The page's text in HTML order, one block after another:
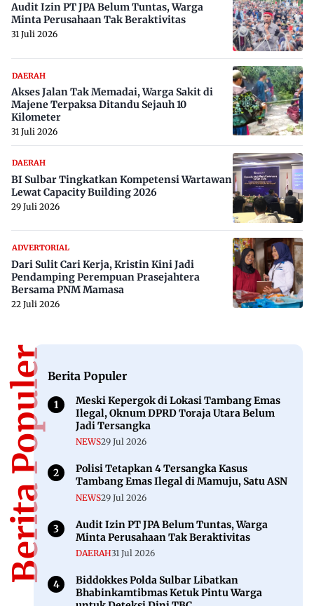
Audit Izin PT JPA Belum Tuntas, Warga
Minta Perusahaan Tak Beraktivitas
31 Juli 2026
DAERAH
Akses Jalan Tak Memadai, Warga Sakit di
Majene Terpaksa Ditandu Sejauh 10
Kilometer
31 Juli 2026
DAERAH
BI Sulbar Tingkatkan Kompetensi Wartawan
Lewat Capacity Building 2026
29 Juli 2026
ADVERTORIAL
Dari Sulit Cari Kerja, Kristin Kini Jadi
Pendamping Perempuan Prasejahtera
Bersama PNM Mamasa
22 Juli 2026
Berita PopulerBerita Populer
Meski Kepergok di Lokasi Tambang Emas
Ilegal, Oknum DPRD Toraja Utara Belum
Jadi Tersangka
NEWS29 Jul 2026
Polisi Tetapkan 4 Tersangka Kasus
Tambang Emas Ilegal di Mamuju, Satu ASN
NEWS29 Jul 2026
Audit Izin PT JPA Belum Tuntas, Warga
Minta Perusahaan Tak Beraktivitas
DAERAH31 Jul 2026
Biddokkes Polda Sulbar Libatkan
Bhabinkamtibmas Ketuk Pintu Warga